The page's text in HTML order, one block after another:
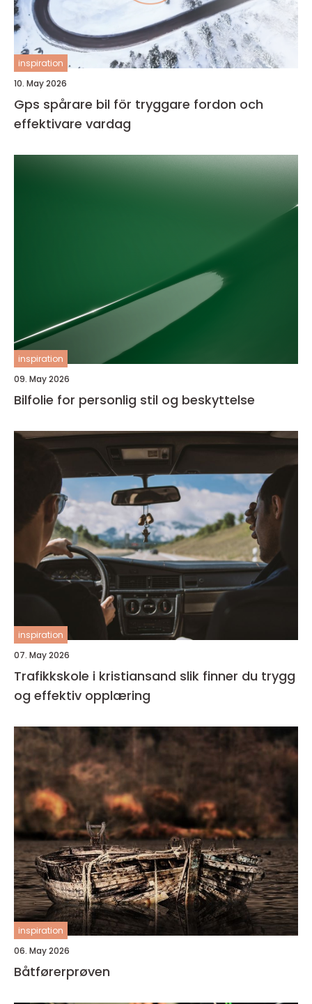
inspiration
10. May 2026
Gps spårare bil för tryggare fordon och
effektivare vardag
inspiration
09. May 2026
Bilfolie for personlig stil og beskyttelse
inspiration
07. May 2026
Trafikkskole i kristiansand slik finner du trygg
og effektiv opplæring
inspiration
06. May 2026
Båtførerprøven